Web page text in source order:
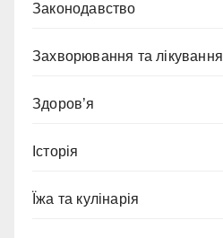
Законодавство
Захворювання та лікування
Здоров’я
Історія
Їжа та кулінарія